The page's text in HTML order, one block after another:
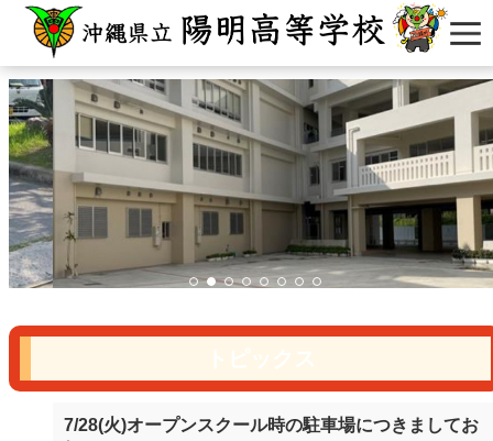
7/28(火)オープンスクール時の駐車場につきましてお